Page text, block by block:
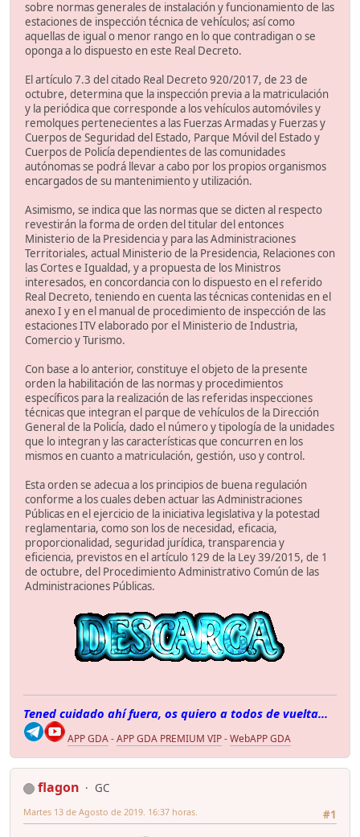
sobre normas generales de instalación y funcionamiento de las
estaciones de inspección técnica de vehículos; así como
aquellas de igual o menor rango en lo que contradigan o se
oponga a lo dispuesto en este Real Decreto.
El artículo 7.3 del citado Real Decreto 920/2017, de 23 de
octubre, determina que la inspección previa a la matriculación
y la periódica que corresponde a los vehículos automóviles y
remolques pertenecientes a las Fuerzas Armadas y Fuerzas y
Cuerpos de Seguridad del Estado, Parque Móvil del Estado y
Cuerpos de Policía dependientes de las comunidades
autónomas se podrá llevar a cabo por los propios organismos
encargados de su mantenimiento y utilización.
Asimismo, se indica que las normas que se dicten al respecto
revestirán la forma de orden del titular del entonces
Ministerio de la Presidencia y para las Administraciones
Territoriales, actual Ministerio de la Presidencia, Relaciones con
las Cortes e Igualdad, y a propuesta de los Ministros
interesados, en concordancia con lo dispuesto en el referido
Real Decreto, teniendo en cuenta las técnicas contenidas en el
anexo I y en el manual de procedimiento de inspección de las
estaciones ITV elaborado por el Ministerio de Industria,
Comercio y Turismo.
Con base a lo anterior, constituye el objeto de la presente
orden la habilitación de las normas y procedimientos
específicos para la realización de las referidas inspecciones
técnicas que integran el parque de vehículos de la Dirección
General de la Policía, dado el número y tipología de la unidades
que lo integran y las características que concurren en los
mismos en cuanto a matriculación, gestión, uso y control.
Esta orden se adecua a los principios de buena regulación
conforme a los cuales deben actuar las Administraciones
Públicas en el ejercicio de la iniciativa legislativa y la potestad
reglamentaria, como son los de necesidad, eficacia,
proporcionalidad, seguridad jurídica, transparencia y
eficiencia, previstos en el artículo 129 de la Ley 39/2015, de 1
de octubre, del Procedimiento Administrativo Común de las
Administraciones Públicas.
Tened cuidado ahí fuera, os quiero a todos de vuelta...
APP GDA-APP GDA PREMIUM VIP-WebAPP GDA
flagon
GC
#1
Martes 13 de Agosto de 2019. 16:37 horas.